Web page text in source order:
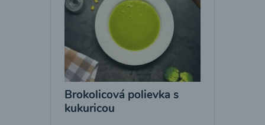
Brokolicová polievka s
kukuricou